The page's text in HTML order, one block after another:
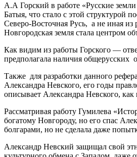
А.А Горский в работе «Русские
Батыя, что стало с этой структурой
Северо-Восточная Русь, а не иная из
Новгородская земля стала центром
Как видим из работы Горского —
предполагала наличия общерусских
Также для разработки данного
Александра Невского, его годы
описывает Александра Невского,
Рассматривая работу Гумилева
богатому Новгороду, но его спас
болгарами, но не сделала даже
Александр Невский защищал свой